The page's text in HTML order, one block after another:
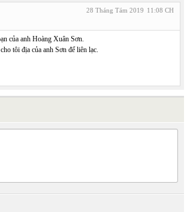
28 Tháng Tám 2019 11:08 CH
của anh Hoàng Xuân Sơn.
tôi địa của anh Sơn để liên lạc.